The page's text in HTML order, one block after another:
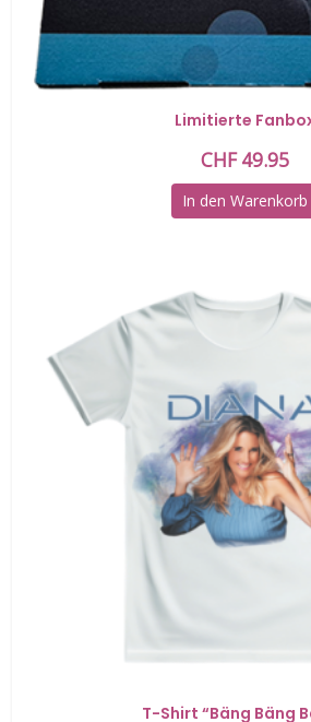
Limitierte
CHF49.95
In den Warenkorb
T-Shirt “Bäng Bäng